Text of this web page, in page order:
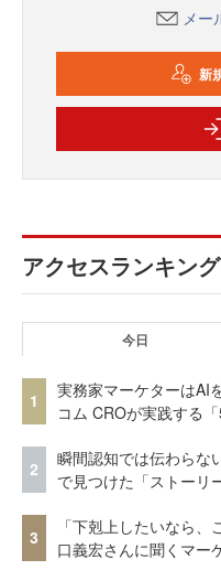
メー
新
アクセスランキング
今日
1
実務家マーケターはAI
コム CROが実践する
2
瞬間認知では伝わらな
で見つけた「ストーリ
3
「下剋上したいなら
口義宏さんに聞くマー